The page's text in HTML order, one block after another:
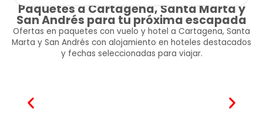
Paquetes a Cartagena, Santa Marta y
San Andrés para tu próxima escapada
Ofertas en paquetes con vuelo y hotel a Cartagena, Santa
Marta y San Andrés con alojamiento en hoteles destacados
y fechas seleccionadas para viajar.